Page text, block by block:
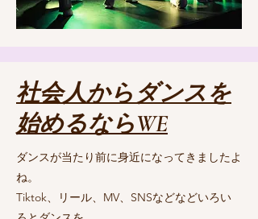
社会人からダンスを
始めるならWE
ダンスが当たり前に身近になってきましたよ
ね。
Tiktok、リール、MV、SNSなどなどいろい